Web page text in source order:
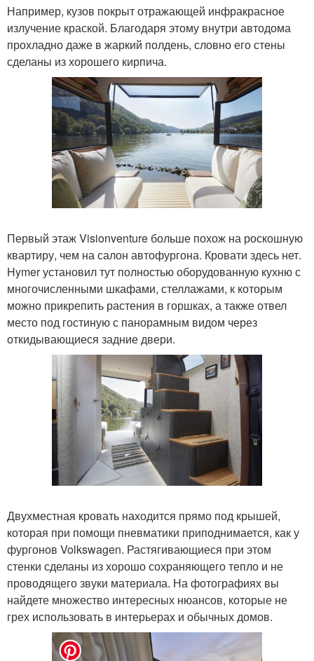
Например, кузов покрыт отражающей инфракрасное
излучение краской. Благодаря этому внутри автодома
прохладно даже в жаркий полдень, словно его стены
сделаны из хорошего кирпича.
Первый этаж Visionventure больше похож на роскошную
квартиру, чем на салон автофургона. Кровати здесь нет.
Hymer установил тут полностью оборудованную кухню с
многочисленными шкафами, стеллажами, к которым
можно прикрепить растения в горшках, а также отвел
место под гостиную с панорамным видом через
откидывающиеся задние двери.
Двухместная кровать находится прямо под крышей,
которая при помощи пневматики приподнимается, как у
фургонов Volkswagen. Растягивающиеся при этом
стенки сделаны из хорошо сохраняющего тепло и не
проводящего звуки материала. На фотографиях вы
найдете множество интересных нюансов, которые не
грех использовать в интерьерах и обычных домов.